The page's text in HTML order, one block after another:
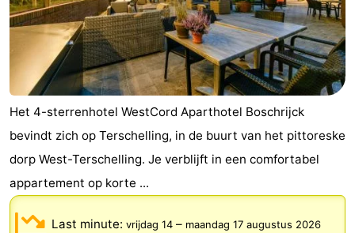
West
Terschelling
Tjermelân
Bed
breakfasts)
Campings
Hotels
Vakantiehuizen
De
Riesen
-
Elements
Het 4-sterrenhotel WestCord Aparthotel Boschrijck
bevindt zich op Terschelling, in de buurt van het pittoreske
dorp West-Terschelling. Je verblijft in een comfortabel
appartement op korte ...
Last minute: vrijdag 14 – maandag 17 augustus 2026